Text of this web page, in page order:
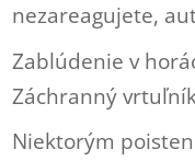
nezareagujete,
Zablúdenie v
Záchranný
Niektorým